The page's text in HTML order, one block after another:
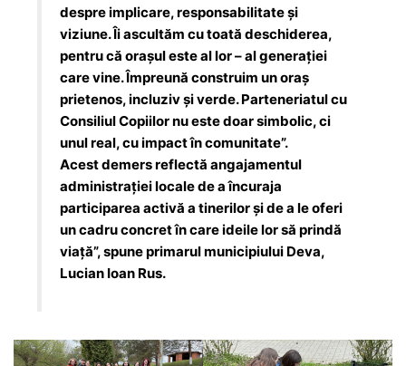
despre implicare, responsabilitate și
viziune. Îi ascultăm cu toată deschiderea,
pentru că orașul este al lor – al generației
care vine. Împreună construim un oraș
prietenos, incluziv și verde. Parteneriatul cu
Consiliul Copiilor nu este doar simbolic, ci
unul real, cu impact în comunitate”.
Acest demers reflectă angajamentul
administrației locale de a încuraja
participarea activă a tinerilor și de a le oferi
un cadru concret în care ideile lor să prindă
viață”, spune primarul municipiului Deva,
Lucian Ioan Rus.